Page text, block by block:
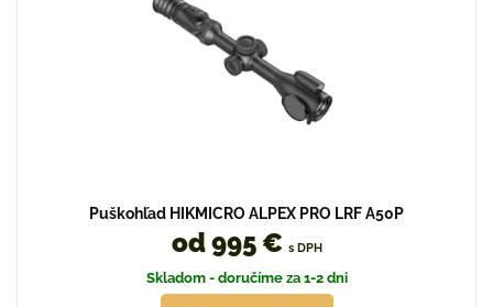
Puškohľad HIKMICRO ALPEX PRO LRF A50P
od 995 € s DPH
Skladom - doručíme za 1-2 dni